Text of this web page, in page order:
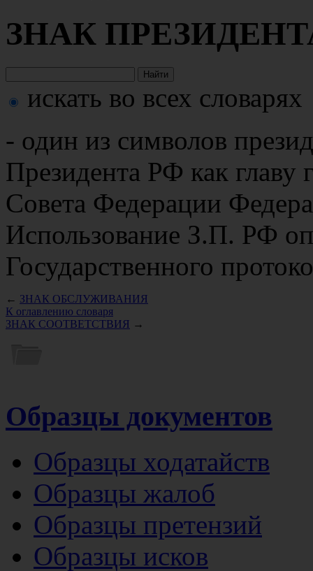
ЗНАК
искать во всех словарях
- один из символов
Президента РФ как главу
Совета Федерации
Использование З.П. РФ
Государственного
← ЗНАК ОБСЛУЖИВАНИЯ
К оглавлению словаря
ЗНАК СООТВЕТСТВИЯ →
Образцы документов
Образцы ходатайств
Образцы жалоб
Образцы претензий
Образцы исков